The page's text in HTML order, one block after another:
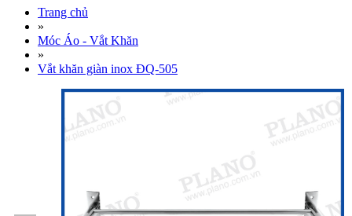
Trang chủ
»
Móc Áo - Vắt Khăn
»
Vắt khăn giàn inox ĐQ-505